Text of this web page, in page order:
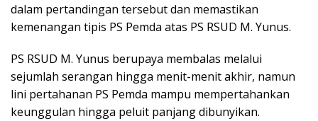
dalam pertandingan tersebut dan memastikan
kemenangan tipis PS Pemda atas PS RSUD M. Yunus.
PS RSUD M. Yunus berupaya membalas melalui
sejumlah serangan hingga menit-menit akhir, namun
lini pertahanan PS Pemda mampu mempertahankan
keunggulan hingga peluit panjang dibunyikan.